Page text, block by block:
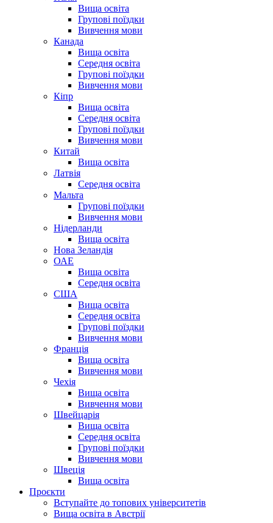
Вища освіта
Групові поїздки
Вивчення мови
Канада
Вища освіта
Середня освіта
Групові поїздки
Вивчення мови
Кіпр
Вища освіта
Середня освіта
Групові поїздки
Вивчення мови
Китай
Вища освіта
Латвія
Середня освіта
Мальта
Групові поїздки
Вивчення мови
Нідерланди
Вища освіта
Нова Зеландія
ОАЕ
Вища освіта
Середня освіта
США
Вища освіта
Середня освіта
Групові поїздки
Вивчення мови
Франція
Вища освіта
Вивчення мови
Чехія
Вища освіта
Вивчення мови
Швейцарія
Вища освіта
Середня освіта
Групові поїздки
Вивчення мови
Швеція
Вища освіта
Проєкти
Вступайте до топових університетів
Вища освіта в Австрії